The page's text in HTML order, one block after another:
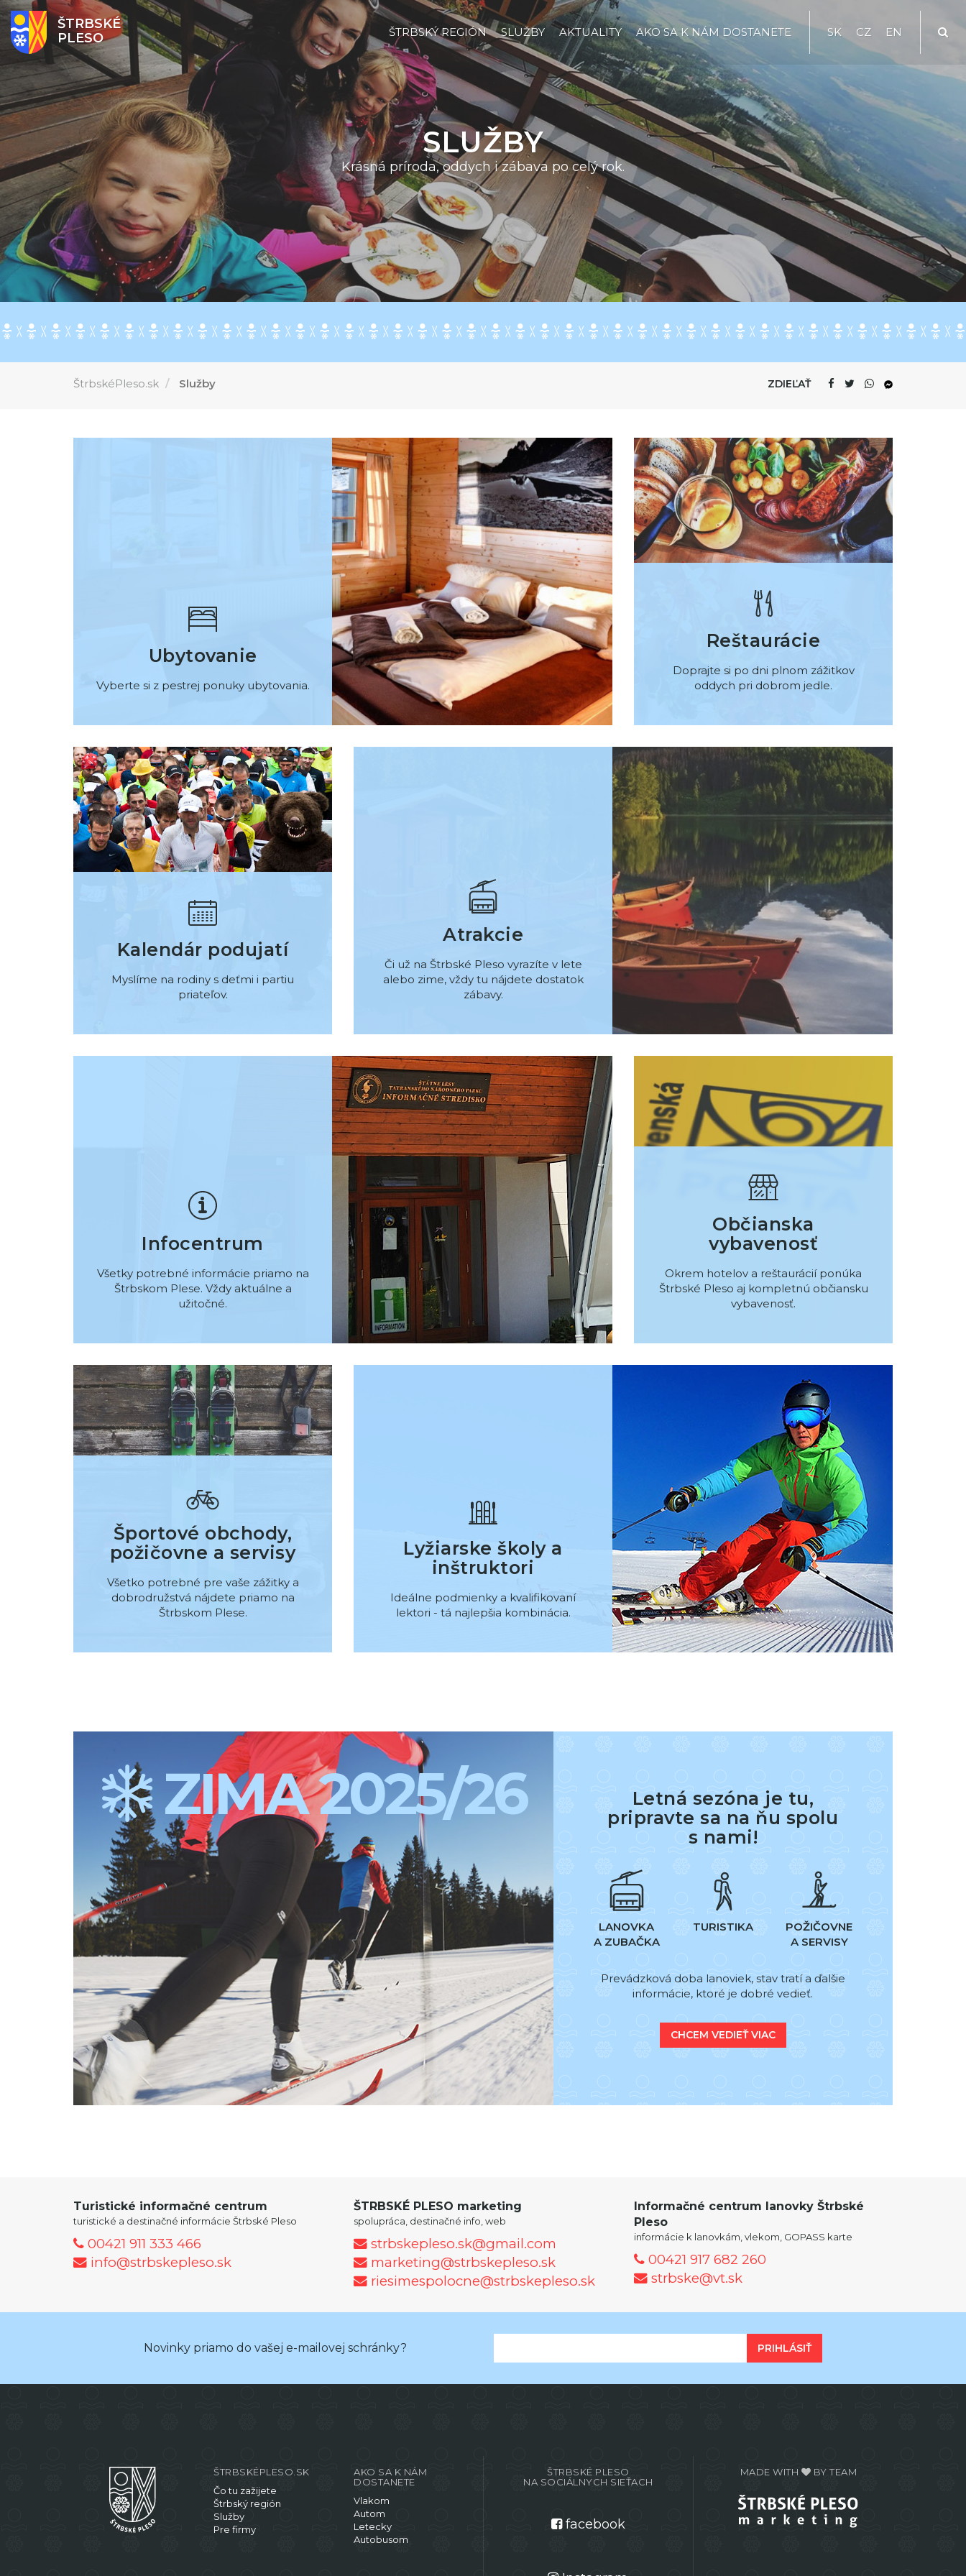
ŠTRBSKÉ
PLESO
ŠTRBSKÝ REGIÓN SLUŽBY AKTUALITY AKO SA K NÁM DOSTANETE SK CZ EN
SLUŽBY
Krásná príroda, oddych i zábava po celý rok.
ŠtrbskéPleso.sk Služby ZDIEĽAŤ
Ubytovanie
Vyberte si z pestrej ponuky ubytovania.
Reštaurácie
Doprajte si po dni plnom zážitkov
oddych pri dobrom jedle.
Kalendár podujatí
Myslíme na rodiny s deťmi i partiu
priateľov.
Atrakcie
Či už na Štrbské Pleso vyrazíte v lete
alebo zime, vždy tu nájdete dostatok
zábavy.
Infocentrum
Všetky potrebné informácie priamo na
Štrbskom Plese. Vždy aktuálne a
užitočné.
Občianska
vybavenosť
Okrem hotelov a reštaurácií ponúka
Štrbské Pleso aj kompletnú občiansku
vybavenosť.
Športové obchody,
požičovne a servisy
Všetko potrebné pre vaše zážitky a
dobrodružstvá nájdete priamo na
Štrbskom Plese.
Lyžiarske školy a
inštruktori
Ideálne podmienky a kvalifikovaní
lektori - tá najlepšia kombinácia.
ZIMA 2025/26
Letná sezóna je tu,
pripravte sa na ňu spolu
s nami!
LANOVKA
A ZUBAČKA
TURISTIKA
POŽIČOVNE
A SERVISY
Prevádzková doba lanoviek, stav tratí a ďalšie
informácie, ktoré je dobré vedieť.
CHCEM VEDIEŤ VIAC
Turistické informačné centrum
turistické a destinačné informácie Štrbské Pleso
00421 911 333 466
info@strbskepleso.sk
ŠTRBSKÉ PLESO marketing
spolupráca, destinačné info, web
strbskepleso.sk@gmail.com
marketing@strbskepleso.sk
riesimespolocne@strbskepleso.sk
Informačné centrum lanovky Štrbské
Pleso
informácie k lanovkám, vlekom, GOPASS karte
00421 917 682 260
strbske@vt.sk
Novinky priamo do vašej e-mailovej schránky? PRIHLÁSIŤ
ŠTRBSKÉPLESO.SK
Čo tu zažijete
Štrbský región
Služby
Pre firmy
AKO SA K NÁM
DOSTANETE
Vlakom
Autom
Letecky
Autobusom
ŠTRBSKÉ PLESO
NA SOCIÁLNYCH SIEŤACH
facebook
MADE WITH BY TEAM